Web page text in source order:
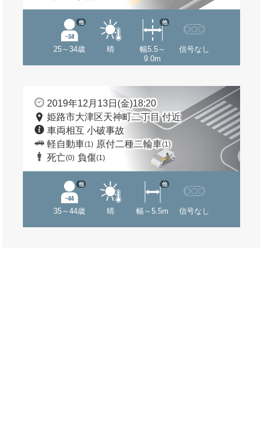
25～34歳
他
晴
幅5.5～
9.0m
他
信号なし
2019年12月13日(金)18:20
姫路市大津区天神町二丁目 付近
車両相互 小破事故
軽自動車(1) 原付二種二輪車(1)
死亡(0) 負傷(1)
35～44歳
他
晴 幅～5.5m
他
信号なし